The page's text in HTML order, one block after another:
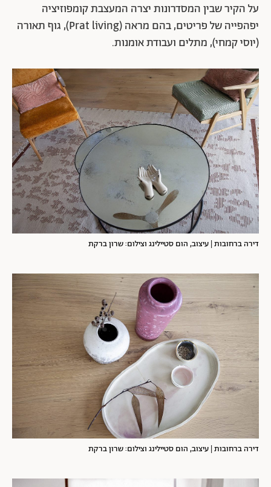
על הקיר שבין המסדרונות יצרה המעצבת קומפוזיציה
יפהפייה של פריטים, בהם מראה (Prat living), גוף תאורה
(יוסי קמחי), מתלים ועבודת אומנות.
דירה ברחובות | עיצוב, הום סטיילינג וצילום: שרון ברקת
דירה ברחובות | עיצוב, הום סטיילינג וצילום: שרון ברקת